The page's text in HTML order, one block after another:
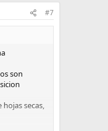
#7
son
secas,